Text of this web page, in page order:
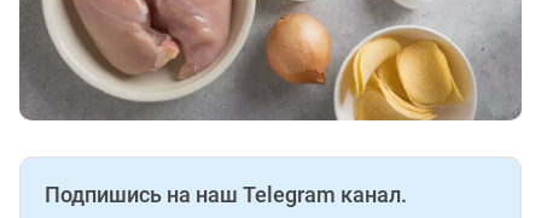
Подпишись на наш Telegram канал.